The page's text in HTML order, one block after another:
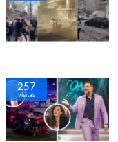
257
visitas